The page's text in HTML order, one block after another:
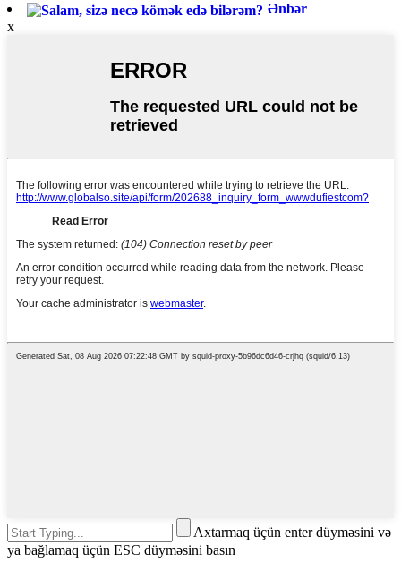
Ənbər
x
Axtarmaq üçün enter düyməsini və
ya bağlamaq üçün ESC düyməsini basın